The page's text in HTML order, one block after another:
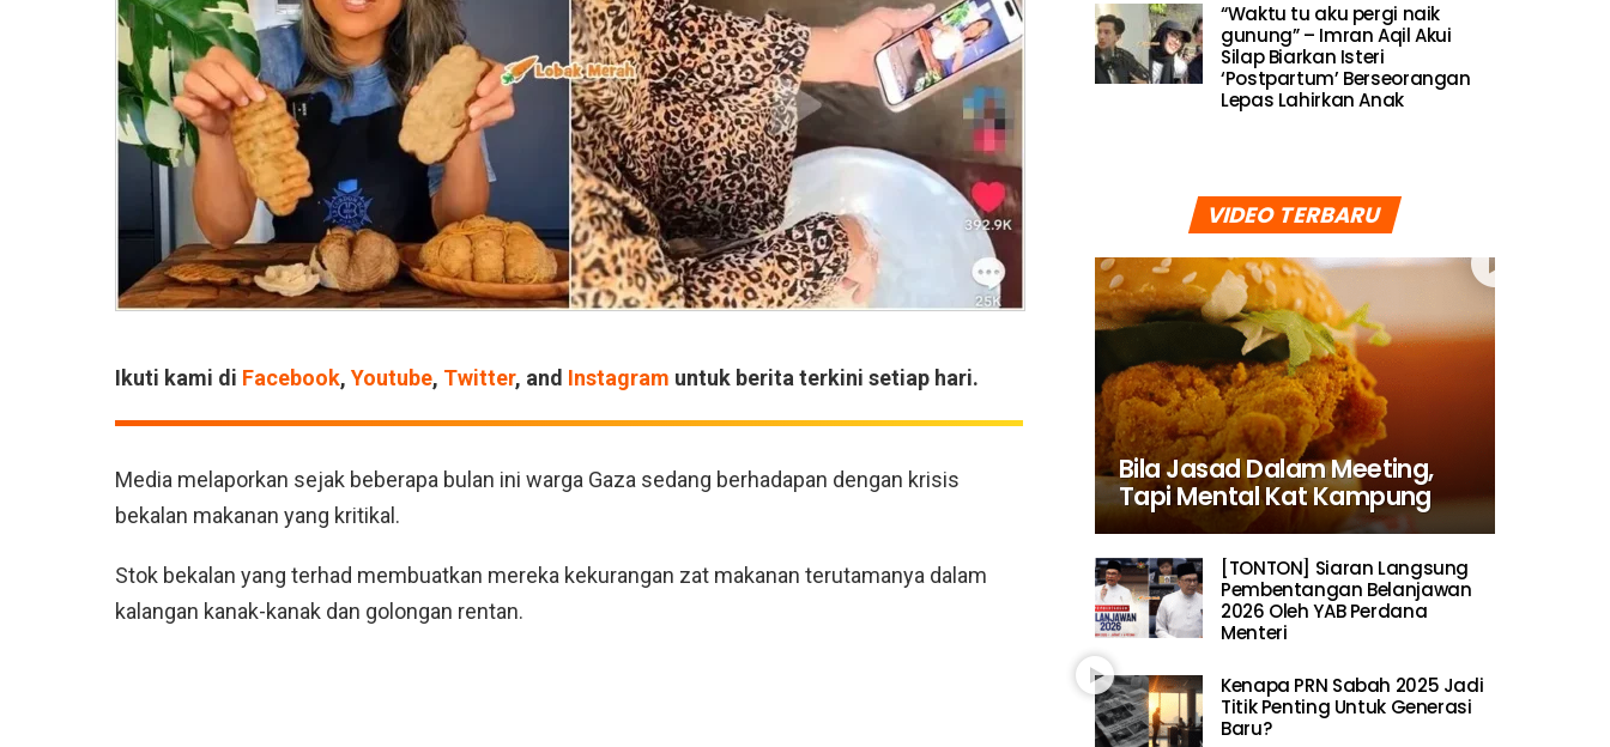
Ikuti kami di Facebook, Youtube, Twitter, and Instagram untuk berita terkini setiap hari.
Media melaporkan sejak beberapa bulan ini warga Gaza sedang berhadapan dengan krisis
bekalan makanan yang kritikal.
Stok bekalan yang terhad membuatkan mereka kekurangan zat makanan terutamanya dalam
kalangan kanak-kanak dan golongan rentan.
“Waktu tu aku pergi naik
gunung” – Imran Aqil Akui
Silap Biarkan Isteri
‘Postpartum’ Berseorangan
Lepas Lahirkan Anak
VIDEO TERBARU
Bila Jasad Dalam Meeting,
Tapi Mental Kat Kampung
[TONTON] Siaran Langsung
Pembentangan Belanjawan
2026 Oleh YAB Perdana
Menteri
Kenapa PRN Sabah 2025 Jadi
Titik Penting Untuk Generasi
Baru?